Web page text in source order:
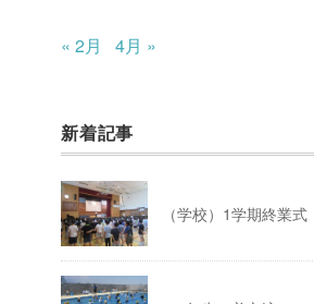
« 2月 4月 »
新着記事
（学校）1学期終業式